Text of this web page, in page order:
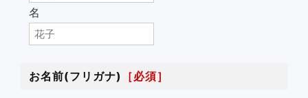
名
お名前(フリガナ) ［必須］